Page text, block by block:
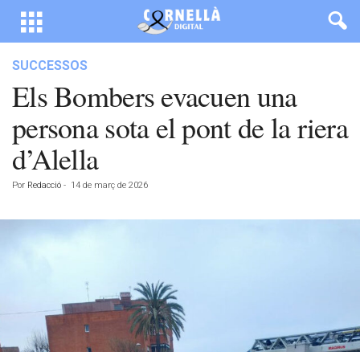
SUCCESSOS
Els Bombers evacuen una
persona sota el pont de la riera
d’Alella
Por Redacció - 14 de març de 2026